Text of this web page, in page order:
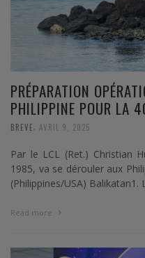
PRÉPARATION
PHILIPPINE POUR LA
BREVE AVRIL 9, 2025
Par le LCL (Ret.) Christian
1985, va se dérouler aux
(Philippines/USA) Balikatan1.
Read more